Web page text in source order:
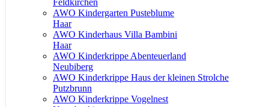
Feldkirchen
AWO Kindergarten Pusteblume
Haar
AWO Kinderhaus Villa Bambini
Haar
AWO Kinderkrippe Abenteuerland
Neubiberg
AWO Kinderkrippe Haus der kleinen Strolche
Putzbrunn
AWO Kinderkrippe Vogelnest